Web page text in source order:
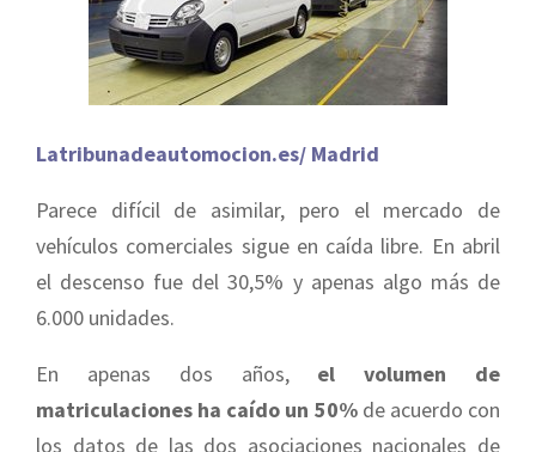
Latribunadeautomocion.es/ Madrid
Parece difícil de asimilar, pero el mercado de
vehículos comerciales sigue en caída libre. En abril
el descenso fue del 30,5% y apenas algo más de
6.000 unidades.
En apenas dos años, el volumen de
matriculaciones ha caído un 50%de acuerdo con
los datos de las dos asociaciones nacionales de